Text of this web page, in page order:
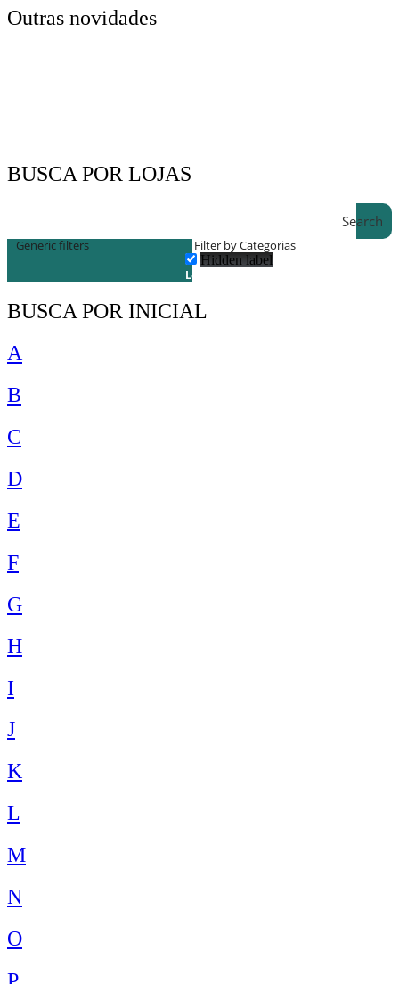
Outras novidades
BUSCA POR LOJAS
Search
Generic filters Filter by Categorias
Hidden label
Lojas
BUSCA POR INICIAL
A
B
C
D
E
F
G
H
I
J
K
L
M
N
O